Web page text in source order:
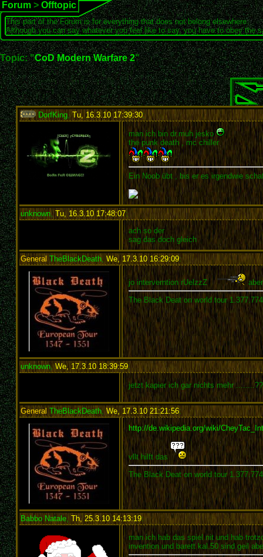
Forum > Offtopic
This part of the Forum is for everything that does not belong elsewhere.
Although you can say whatever you feel like to say, you have to obey the
Topic: "CoD Modern Warfare 2"
DorfKing, Tu, 16.3.10 17:39:30:
man ich bin dr.muh jesko
the punk death , mc chiller
Ein Noob übt , bis er es irgendwie
unknown,Tu, 16.3.10 17:48:07:
ach so der
sag das doch gleich
General TheBlackDeath, We, 17.3.10 16:29:09:
jo interverntion rUelzzZ
The Black Deat on world tour
unknown,We, 17.3.10 18:39:59:
jetzt kapier ich gar nichts mehr
General TheBlackDeath,We, 17.3.10 21:21:56:
http://de.wikipedia.org/wiki/
vllt hilft das
The Black Deat on world tour
Babbo Natale, Th, 25.3.10 14:13:19:
man ich hab das spiel nit und hab
invention und barett kal.50 sind geil